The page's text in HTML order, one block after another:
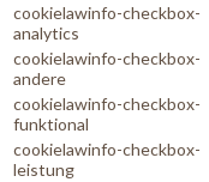
cookielawinfo-checkbox-
analytics
cookielawinfo-checkbox-
andere
cookielawinfo-checkbox-
funktional
cookielawinfo-checkbox-
leistung